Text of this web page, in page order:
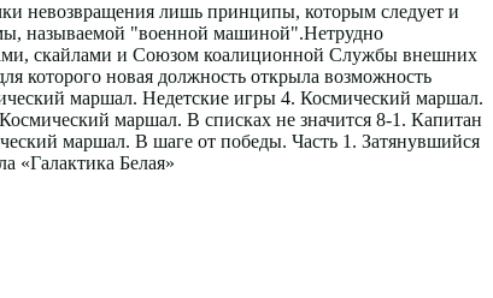
невозвращения лишь принципы, которым следует и
называемой "военной машиной".Нетрудно
скайлами и Союзом коалиционной Службы внешних
которого новая должность открыла возможность
маршал. Недетские игры 4. Космический маршал.
маршал. В списках не значится 8-1. Капитан
маршал. В шаге от победы. Часть 1. Затянувшийся
«Галактика Белая»